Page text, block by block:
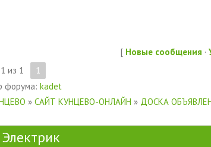
[ Новые сообщения ·
1 из 1
1
форума: kadet
» САЙТ КУНЦЕВО-ОНЛАЙН » ДОСКА
Электрик